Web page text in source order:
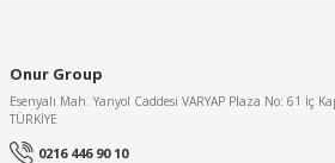
Ürün fiyatı diğer sitelerden daha pahalı.
Onur Group
Esenyalı Mah. Yanyol Caddesi VARYAP Plaza No: 61 İç
TÜRKİYE
0216 446 90 10